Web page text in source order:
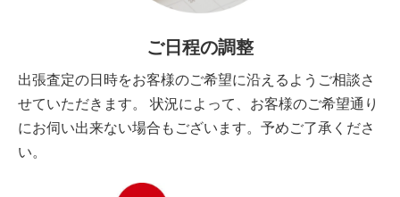
ご日程の調整
出張査定の日時をお客様のご希望に沿えるようご相談さ
せていただきます。 状況によって、お客様のご希望通り
にお伺い出来ない場合もございます。予めご了承くださ
い。